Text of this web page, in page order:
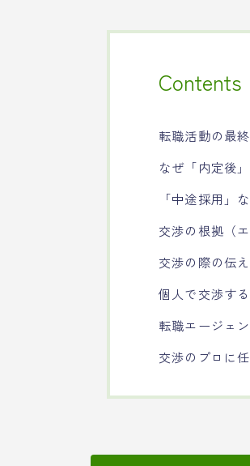
Contents
転職活動の最
なぜ「内定後
「中途採用」
交渉の根拠（
交渉の際の伝
個人で交渉す
転職エージェ
交渉のプロに